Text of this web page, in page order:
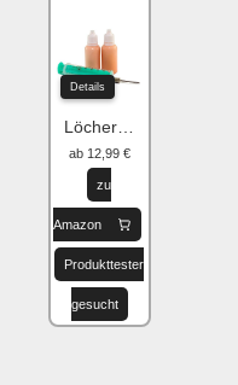
Details
Löcher flicken
ab 12,99 €
zu
Amazon
Produkttester
gesucht